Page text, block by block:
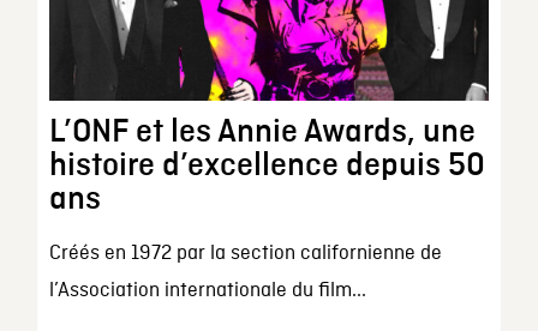
L’ONF et les Annie Awards, une
histoire d’excellence depuis 50
ans
Créés en 1972 par la section californienne de
l’Association internationale du film...